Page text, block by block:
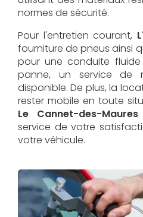
normes de sécurité.
Pour l'entretien courant,
fourniture de pneus ainsi
pour une conduite
panne, un service de
disponible. De plus, la
rester mobile en toute
Le Cannet-des-Maures
service de votre
votre véhicule.